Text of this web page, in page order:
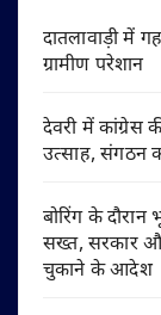
दातलावाड़ी में
ग्रामीण परेशान
देवरी में कांग्रेस
उत्साह, संगठन
बोरिंग के
सख्त, सरकार
चुकाने के आदेश